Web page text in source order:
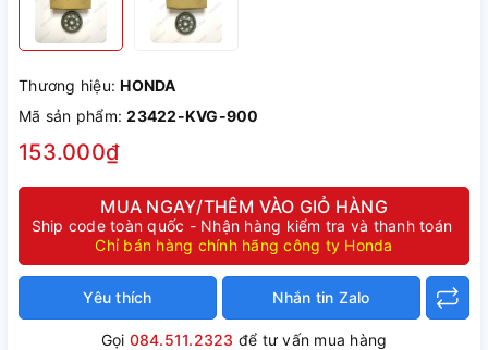
Thương hiệu:HONDA
Mã sản phẩm:23422-KVG-900
153.000₫
MUA NGAY/THÊM VÀO GIỎ HÀNG
Ship code toàn quốc - Nhận hàng kiểm tra và thanh toán
Chỉ bán hàng chính hãng công ty Honda
Yêu thích Nhắn tin Zalo
Gọi 084.511.2323 để tư vấn mua hàng